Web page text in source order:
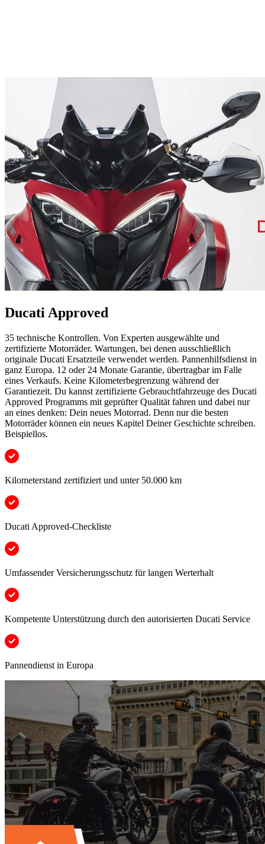
Ducati Approved
35 technische Kontrollen. Von Experten ausgewählte und
zertifizierte Motorräder. Wartungen, bei denen ausschließlich
originale Ducati Ersatzteile verwendet werden. Pannenhilfsdienst in
ganz Europa. 12 oder 24 Monate Garantie, übertragbar im Falle
eines Verkaufs. Keine Kilometerbegrenzung während der
Garantiezeit. Du kannst zertifizierte Gebrauchtfahrzeuge des Ducati
Approved Programms mit geprüfter Qualität fahren und dabei nur
an eines denken: Dein neues Motorrad. Denn nur die besten
Motorräder können ein neues Kapitel Deiner Geschichte schreiben.
Beispiellos.
Kilometerstand zertifiziert und unter 50.000 km
Ducati Approved-Checkliste
Umfassender Versicherungsschutz für langen Werterhalt
Kompetente Unterstützung durch den autorisierten Ducati Service
Pannendienst in Europa